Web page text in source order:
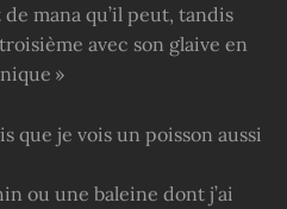
mana qu’il peut, tandis
avec son glaive en
»
que je vois un poisson aussi
ou une baleine dont j’ai